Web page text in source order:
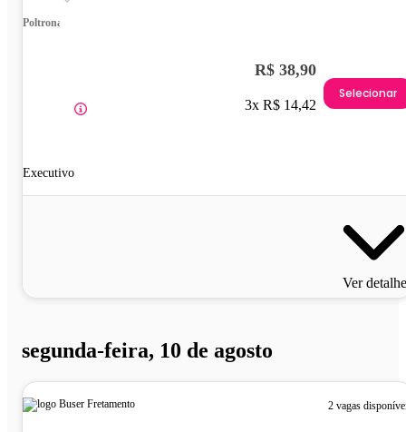
Poltrona
Executivo
R$ 38,90
3x R$ 14,42
Selecionar
Ver
segunda-feira, 10 de agosto
2 vagas